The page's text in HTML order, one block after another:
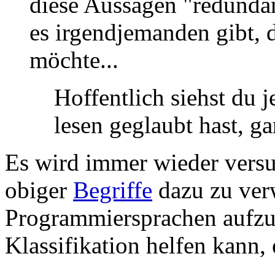
es irgendjemanden gibt,
möchte...
Hoffentlich siehst du
lesen geglaubt hast,
Es wird immer wieder
obiger Begriffe dazu zu
Programmiersprachen
Klassifikation helfen kann,